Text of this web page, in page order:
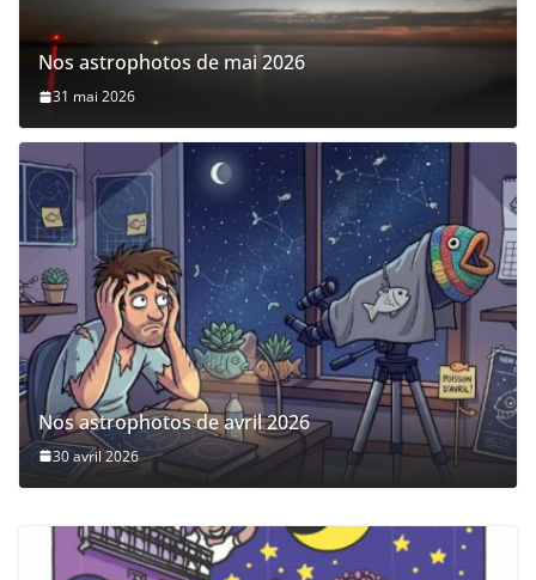
Nos astrophotos de mai 2026
31 mai 2026
Nos astrophotos de avril 2026
30 avril 2026